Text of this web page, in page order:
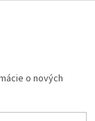
o nových